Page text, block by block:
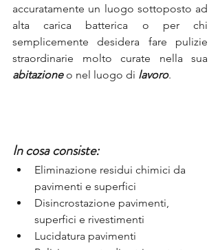
accuratamente un luogo sottoposto ad
alta carica batterica o per chi
semplicemente desidera fare pulizie
abitazione o nel luogo di lavoro.
In cosa consiste:
Eliminazione residui chimici da
pavimenti e superfici
Disincrostazione pavimenti,
superfici e rivestimenti
Lucidatura pavimenti